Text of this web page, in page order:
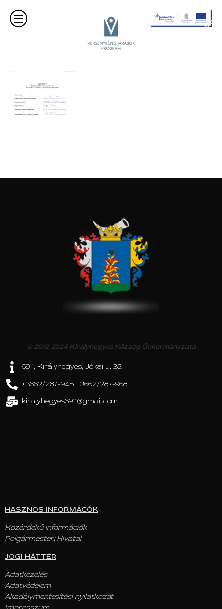
© 2012-2024 Királyhegyes Község Önkormányzata
6911, Királyhegyes, Jókai u. 38.
+3662/287-945 +3662/287-968
kiralyhegyes6911@gmail.com
HASZNOS INFORMÁCÓK
Közérdekű információk
Polgármesteri Hivatal
JOGI HÁTTÉR
Adatkezelés
Adatvédelem
Akadálymentesítési nyilatkozat